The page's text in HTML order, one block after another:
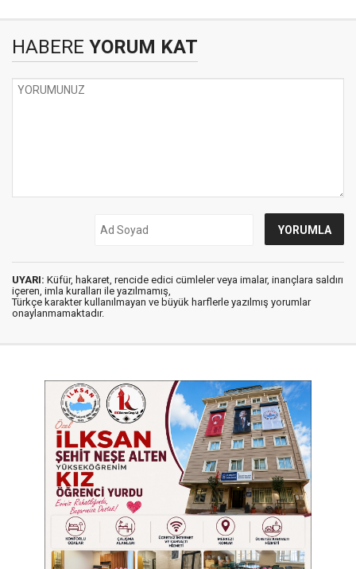
HABERE YORUM KAT
UYARI: Küfür, hakaret, rencide edici cümleler veya imalar, inançlara saldırı
içeren, imla kuralları ile yazılmamış,
Türkçe karakter kullanılmayan ve büyük harflerle yazılmış yorumlar
onaylanmamaktadır.